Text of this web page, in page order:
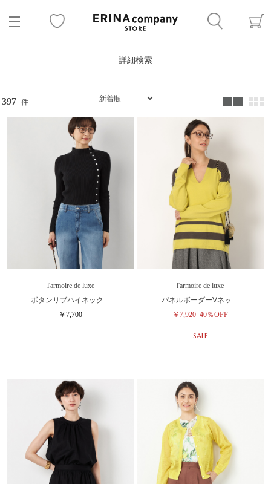
詳細検索
397 件
l'armoire de luxe
ボタンリブハイネック…
￥7,700
l'armoire de luxe
パネルボーダーVネッ…
￥7,920 40％OFF
SALE